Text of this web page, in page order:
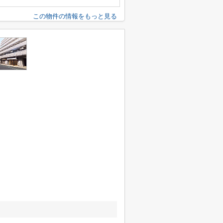
この物件の情報をもっと見る